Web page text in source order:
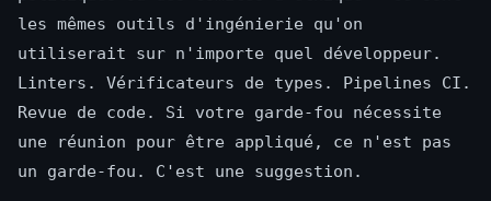
les mêmes outils d'ingénierie qu'on
utiliserait sur n'importe quel développeur.
Linters. Vérificateurs de types. Pipelines CI.
Revue de code. Si votre garde-fou nécessite
une réunion pour être appliqué, ce n'est pas
un garde-fou. C'est une suggestion.